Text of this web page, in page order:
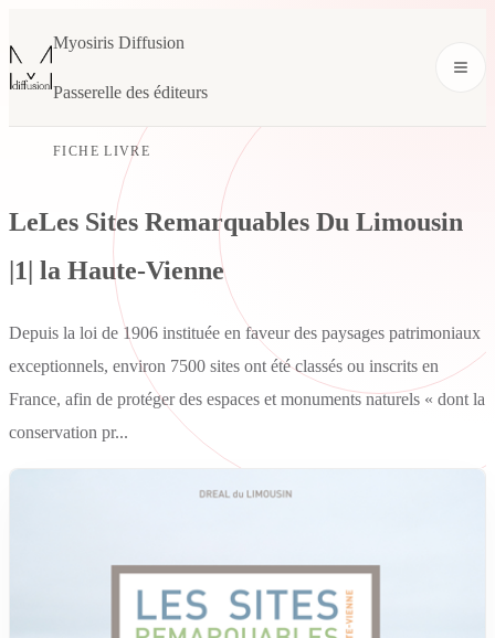
Myosiris Diffusion
Passerelle des éditeurs
FICHE LIVRE
LeLes Sites Remarquables Du Limousin
|1| la Haute-Vienne
Depuis la loi de 1906 instituée en faveur des paysages patrimoniaux
exceptionnels, environ 7500 sites ont été classés ou inscrits en
France, afin de protéger des espaces et monuments naturels « dont la
conservation pr...